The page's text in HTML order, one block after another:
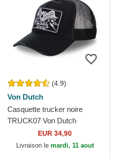
(4.9)
Von Dutch
Casquette trucker noire
TRUCK07 Von Dutch
EUR 34,90
Livraison le mardi, 11 aout